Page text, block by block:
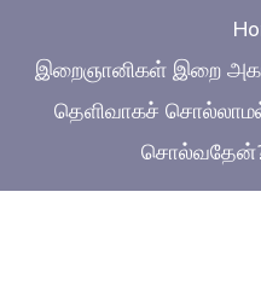
இறைஞானிகள் இறை
தெளிவாகச்